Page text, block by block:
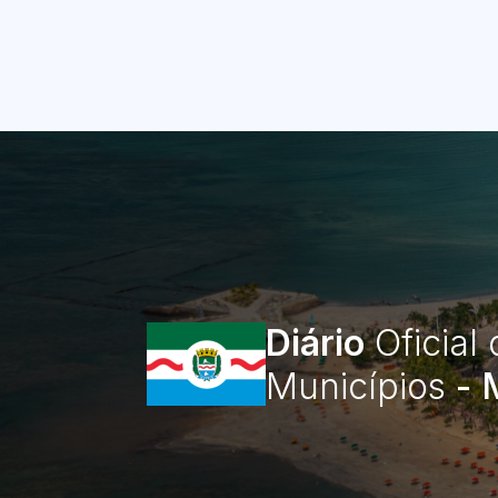
DiárioOficial
Municípios